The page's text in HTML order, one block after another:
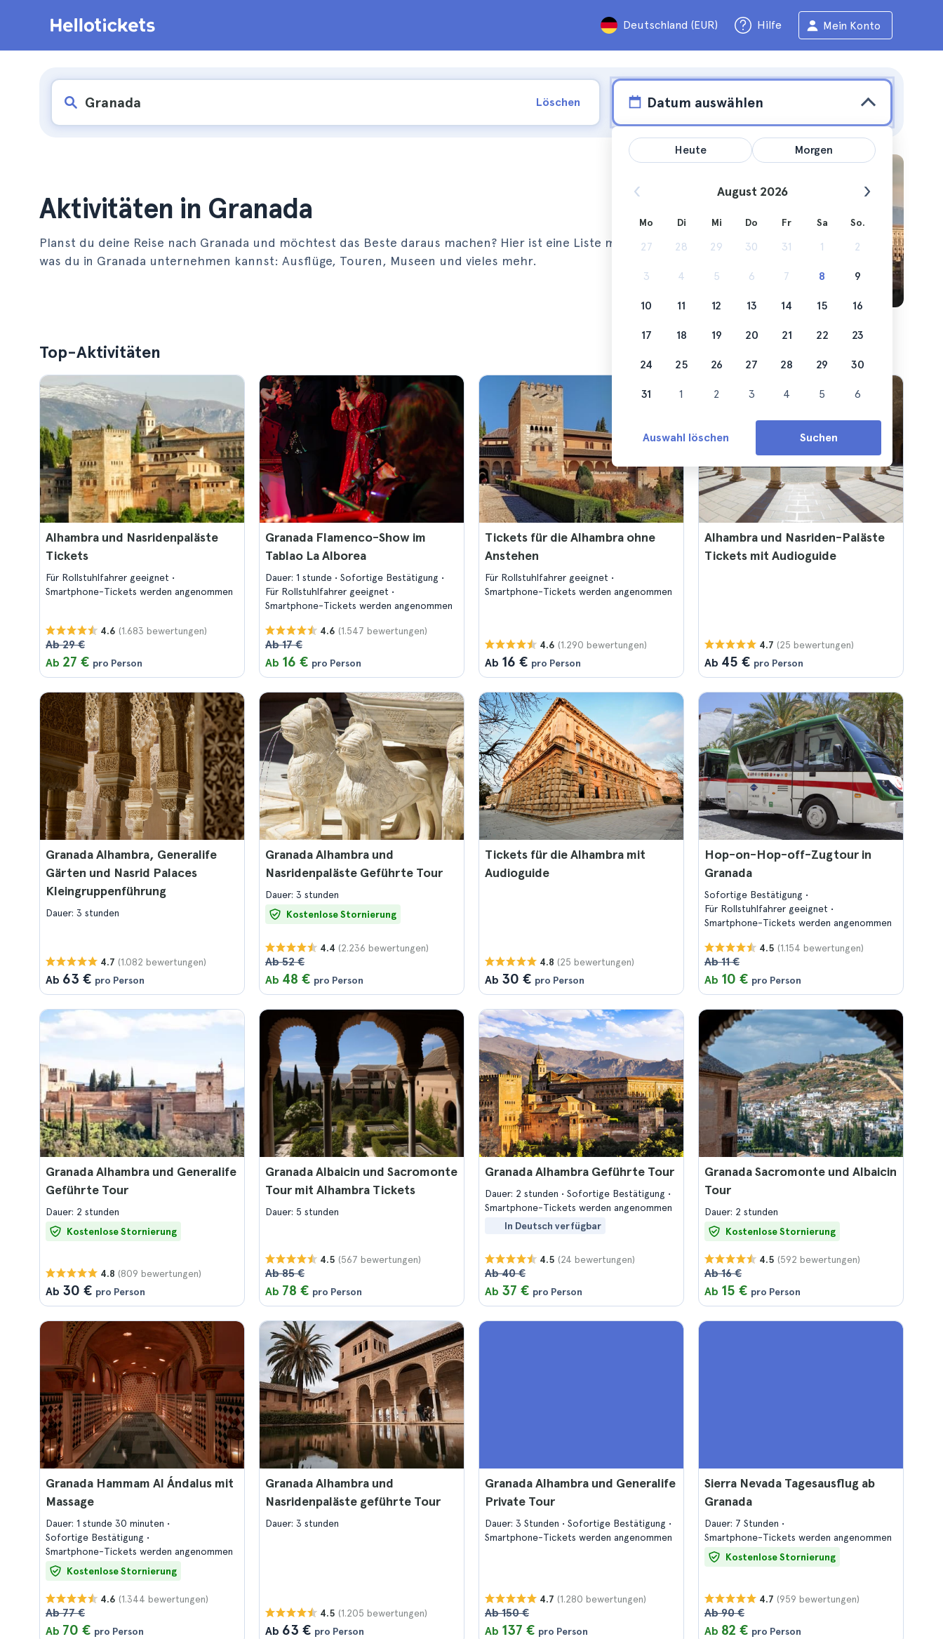
Deutschland (EUR) Hilfe Mein Konto
Löschen Datum auswählen
Aktivitäten in Granada
Planst du deine Reise nach Granada und möchtest das Beste daraus machen? Hier ist eine Liste mit allem,
was du in Granada unternehmen kannst: Ausflüge, Touren, Museen und vieles mehr.
Top-Aktivitäten
Alhambra und Nasridenpaläste
Tickets
Für Rollstuhlfahrer geeignet
Smartphone-Tickets werden angenommen
4.6 (1.683 bewertungen)
Ab 29 €
Ab 27 € pro Person
Granada Flamenco-Show im
Tablao La Alborea
Dauer: 1 stunde
Sofortige Bestätigung
Für Rollstuhlfahrer geeignet
Smartphone-Tickets werden angenommen
4.6 (1.547 bewertungen)
Ab 17 €
Ab 16 € pro Person
Tickets für die Alhambra ohne
Anstehen
Für Rollstuhlfahrer geeignet
Smartphone-Tickets werden angenommen
4.6 (1.290 bewertungen)
Ab 16 € pro Person
Alhambra und Nasriden-Paläste
Tickets mit Audioguide
4.7 (25 bewertungen)
Ab 45 € pro Person
Granada Alhambra, Generalife
Gärten und Nasrid Palaces
Kleingruppenführung
Dauer: 3 stunden
4.7 (1.082 bewertungen)
Ab 63 € pro Person
Granada Alhambra und
Nasridenpaläste Geführte Tour
Dauer: 3 stunden
Kostenlose Stornierung
4.4 (2.236 bewertungen)
Ab 52 €
Ab 48 € pro Person
Tickets für die Alhambra mit
Audioguide
4.8 (25 bewertungen)
Ab 30 € pro Person
Hop-on-Hop-off-Zugtour in
Granada
Sofortige Bestätigung
Für Rollstuhlfahrer geeignet
Smartphone-Tickets werden angenommen
4.5 (1.154 bewertungen)
Ab 11 €
Ab 10 € pro Person
Granada Alhambra und Generalife
Geführte Tour
Dauer: 2 stunden
Kostenlose Stornierung
4.8 (809 bewertungen)
Ab 30 € pro Person
Granada Albaicin und Sacromonte
Tour mit Alhambra Tickets
Dauer: 5 stunden
4.5 (567 bewertungen)
Ab 85 €
Ab 78 € pro Person
Granada Alhambra Geführte Tour
Dauer: 2 stunden
Sofortige Bestätigung
Smartphone-Tickets werden angenommen
In Deutsch verfügbar
4.5 (24 bewertungen)
Ab 40 €
Ab 37 € pro Person
Granada Sacromonte und Albaicin
Tour
Dauer: 2 stunden
Kostenlose Stornierung
4.5 (592 bewertungen)
Ab 16 €
Ab 15 € pro Person
Granada Hammam Al Ándalus mit
Massage
Dauer: 1 stunde 30 minuten
Sofortige Bestätigung
Smartphone-Tickets werden angenommen
Kostenlose Stornierung
4.6 (1.344 bewertungen)
Ab 77 €
Ab 70 € pro Person
Granada Alhambra und
Nasridenpaläste geführte Tour
Dauer: 3 stunden
4.5 (1.205 bewertungen)
Ab 63 € pro Person
Granada Alhambra und Generalife
Private Tour
Dauer: 3 Stunden
Sofortige Bestätigung
Smartphone-Tickets werden angenommen
4.7 (1.280 bewertungen)
Ab 150 €
Ab 137 € pro Person
Sierra Nevada Tagesausflug ab
Granada
Dauer: 7 Stunden
Smartphone-Tickets werden angenommen
Kostenlose Stornierung
4.7 (959 bewertungen)
Ab 90 €
Ab 82 € pro Person
Heute Morgen
August 2026
Mo Di Mi Do Fr Sa So.
27 28 29 30 31 1 2
3 4 5 6 7 8 9
10 11 12 13 14 15 16
17 18 19 20 21 22 23
24 25 26 27 28 29 30
31 1 2 3 4 5 6
Auswahl löschen Suchen